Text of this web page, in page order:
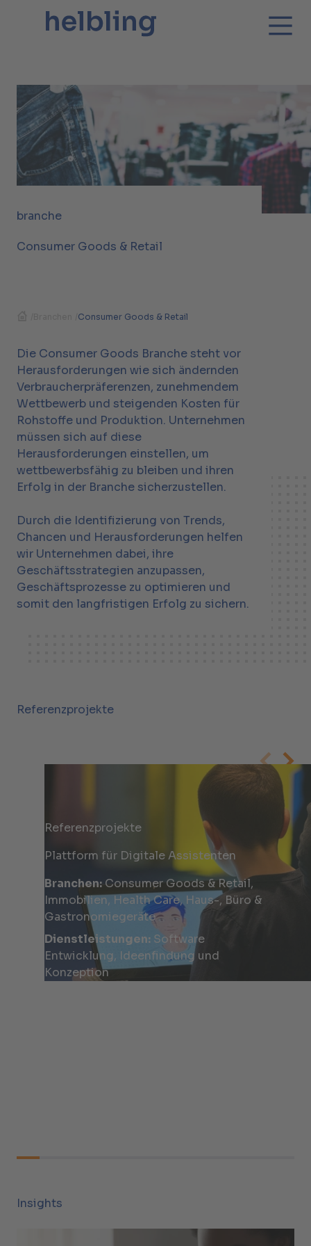
branche
Consumer Goods & Retail
Consumer Goods & Retail
Die Consumer Goods Branche steht vor
Herausforderungen wie sich ändernden
Verbraucherpräferenzen, zunehmendem
Wettbewerb und steigenden Kosten für
Rohstoffe und Produktion. Unternehmen
müssen sich auf diese
Herausforderungen einstellen, um
wettbewerbsfähig zu bleiben und ihren
Erfolg in der Branche sicherzustellen.
Durch die Identifizierung von Trends,
Chancen und Herausforderungen helfen
wir Unternehmen dabei, ihre
Geschäftsstrategien anzupassen,
Geschäftsprozesse zu optimieren und
somit den langfristigen Erfolg zu sichern.
Referenzprojekte
Referenzprojekte
Plattform für Digitale Assistenten
Branchen: Consumer Goods & Retail,
Immobilien, Health Care, Haus-, Büro &
Gastronomiegeräte
Dienstleistungen: Software
Entwicklung, Ideenfindung und
Konzeption
Insights